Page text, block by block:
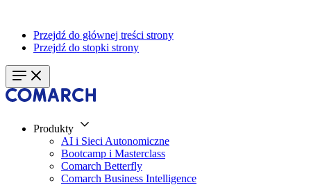
Przejdź do głównej treści strony
Przejdź do stopki strony
Produkty
AI i Sieci Autonomiczne
Bootcamp i Masterclass
Comarch Betterfly
Comarch Business Intelligence